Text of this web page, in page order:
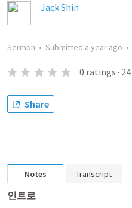
Jack Shin
Sermon • Submitted a year ago •
0 ratings · 24
Share
Notes Transcript
인트로